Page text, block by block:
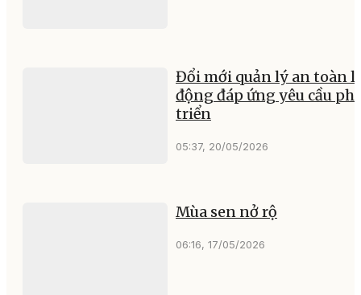
Đổi mới quản lý an toàn
động đáp ứng yêu cầu
triển
05:37, 20/05/2026
Mùa sen nở rộ
06:16, 17/05/2026